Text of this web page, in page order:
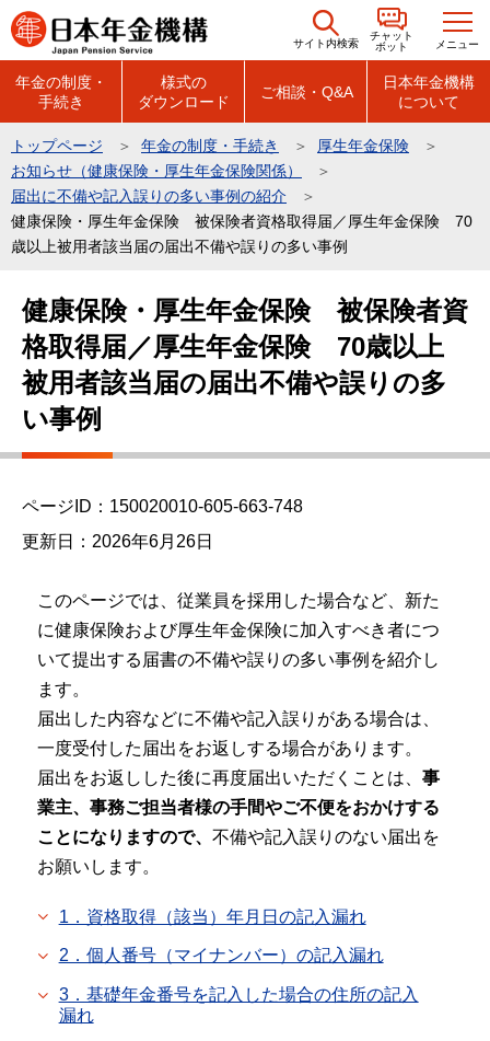
こ
の
の
先
頭
で
サイト内検索
チャット
ボット
メニュー
年金の制度・
手続き
様式の
ダウンロード
ご相談・Q&A
日本年金機構
について
トップページ 年金の制度・手続き
厚生年金保険
お知らせ（健康保険・厚生年金保険関係）
届出に不備や記入誤りの多い事例の紹介
健康保険・厚生年金保険 被保険者資格取得届／厚生年金保険 70
歳以上被用者該当届の届出不備や誤りの多い事例
健康保険・厚生年金保険 被保険者資
格取得届／厚生年金保険 70歳以上
被用者該当届の届出不備や誤りの多
い事例
ページID：150020010-605-663-748
更新日：2026年6月26日
このページでは、従業員を採用した場合など、新た
に健康保険および厚生年金保険に加入すべき者につ
いて提出する届書の不備や誤りの多い事例を紹介し
ます。
届出した内容などに不備や記入誤りがある場合は、
一度受付した届出をお返しする場合があります。
届出をお返しした後に再度届出いただくことは、 事
業主、事務ご担当者様の手間やご不便をおかけする
ことになりますので、 不備や記入誤りのない届出を
お願いします。
1．資格取得（該当）年月日の記入漏れ
2．個人番号（マイナンバー）の記入漏れ
3．基礎年金番号を記入した場合の住所の記入
漏れ